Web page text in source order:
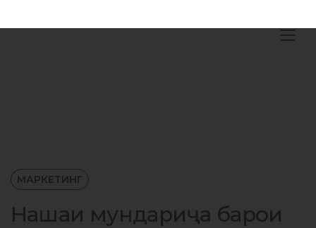
МАРКЕТИНГ
Нақшаи мундариҷа барои